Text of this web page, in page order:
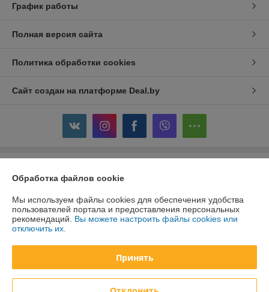
График работы
Полная версия сайта
Политика обработки cookies
Сайт создан на платформе Deal.by
"ДэвиПромГрупп"
2200015, Республика Беларусь, ул. Гурского 16/14 пом 3
Регистрационный номер ЕГР: 193042313
УНП: 193042313
Регистрационный орган: Минский горисполком
Обработка файлов cookie
Мы используем файлы cookies для обеспечения удобства
пользователей портала и предоставления персональных
рекомендаций. Вы можете настроить файлы cookies или
отключить их.
Принять